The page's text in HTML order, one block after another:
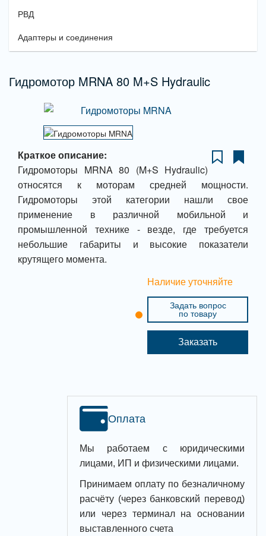
РВД
Адаптеры и соединения
Гидромотор MRNA 80 M+S Hydraulic
Краткое описание:
Гидромоторы MRNA 80 (M+S Hydraulic)
относятся к моторам средней мощности.
Гидромоторы этой категории нашли свое
применение в различной мобильной и
промышленной технике - везде, где требуется
небольшие габариты и высокие показатели
крутящего момента.
Наличие уточняйте
Задать вопрос
по товару
Заказать
Оплата
Мы работаем с юридическими
лицами, ИП и физическими лицами.
Принимаем оплату по безналичному
расчёту (через банковский перевод)
или через терминал на основании
выставленного счета